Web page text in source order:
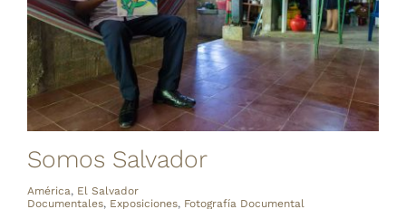
Somos Salvador
América, El Salvador
Documentales, Exposiciones, Fotografía Documental